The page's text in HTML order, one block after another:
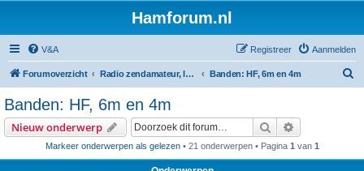
Hamforum.nl
V&A Aanmelden
Registreer
Forumoverzicht Radio zendamateur, luisteramateur en elektronica zelfbouw Banden: HF, 6m en 4m
Banden: HF, 6m en 4m
Nieuw onderwerp Zoek
Markeer onderwerpen als gelezen• 21 onderwerpen • Pagina 1 van 1